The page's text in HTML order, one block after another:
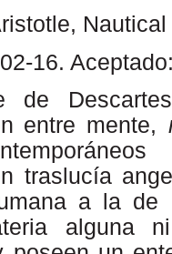
16.
de
Descartes
entre mente,
traslucía
a la
alguna